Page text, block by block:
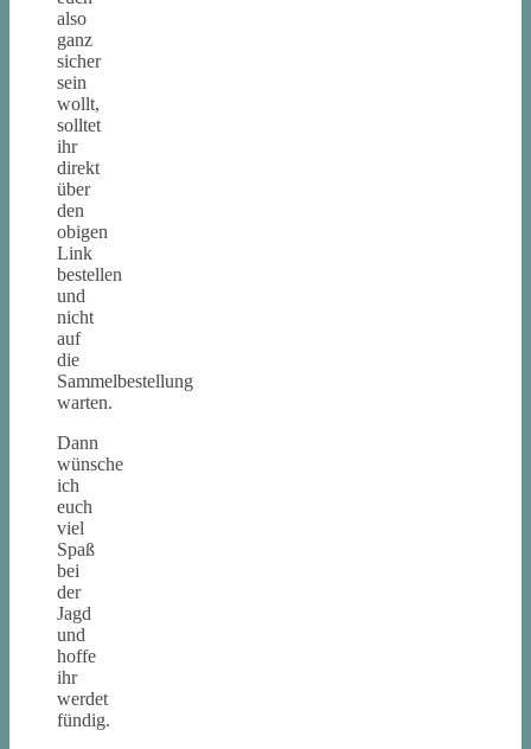
also
ganz
sicher
sein
wollt,
solltet
ihr
direkt
über
den
obigen
Link
bestellen
und
nicht
auf
die
Sammelbestellung
warten.
Dann
wünsche
ich
euch
viel
Spaß
bei
der
Jagd
und
hoffe
ihr
werdet
fündig.